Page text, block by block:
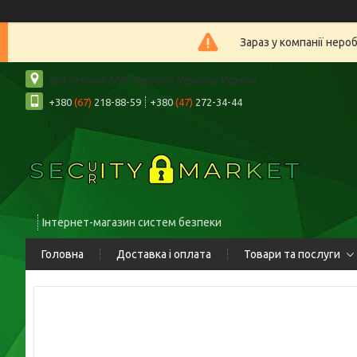
Зараз у компанії
вул. Іллєнка 27/6, Черкаси, Черкаси, Україна
+380 (67) 218-88-59 +380 (47) 272-34-44
Інтернет-магазин систем безпеки
Головна Доставка і оплата Товари та послуги